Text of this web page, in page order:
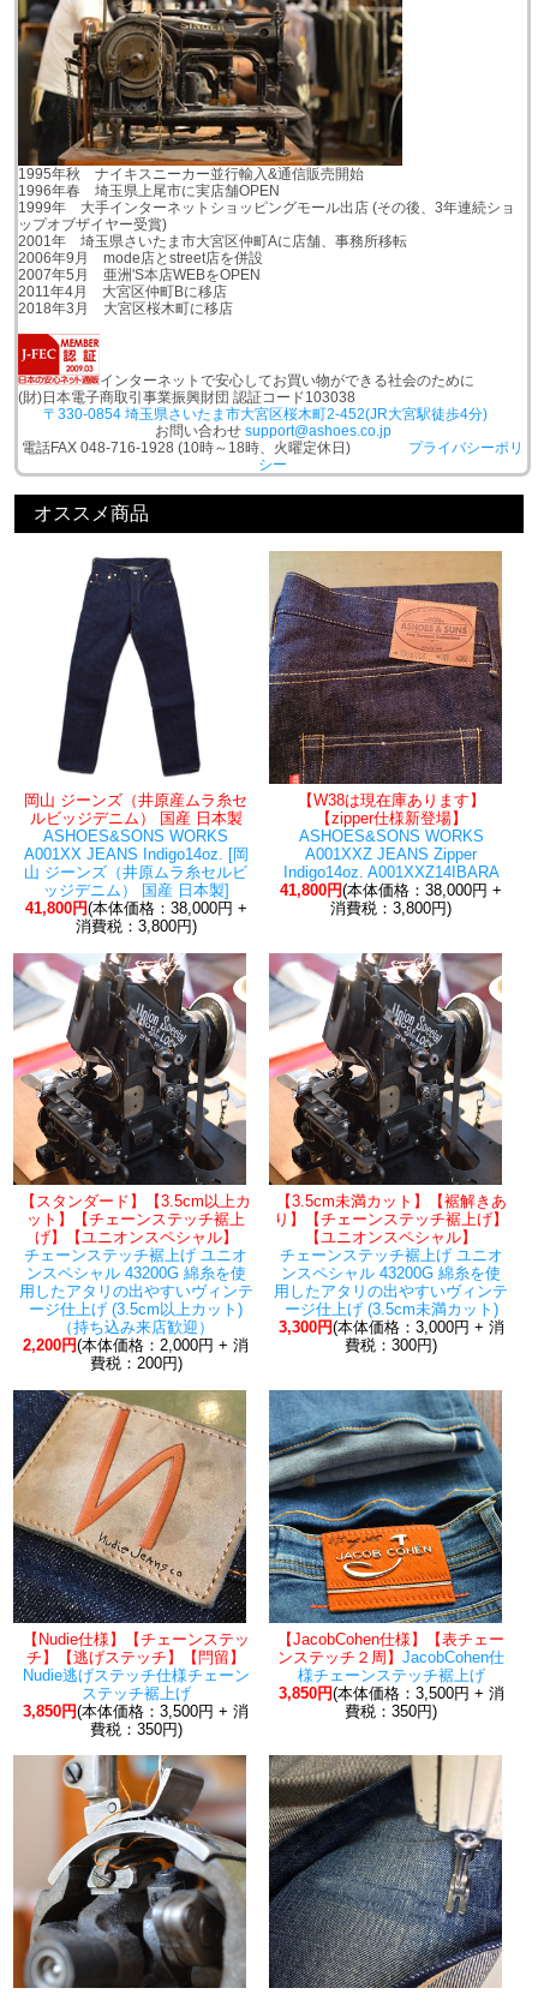
1995年秋 ナイキスニーカー並行輸入&通信販売開始
1996年春 埼玉県上尾市に実店舗OPEN
1999年 大手インターネットショッピングモール出店 (その後、3年連続ショ
ップオブザイヤー受賞)
2001年 埼玉県さいたま市大宮区仲町Aに店舗、事務所移転
2006年9月 mode店とstreet店を併設
2007年5月 亜洲'S本店WEBをOPEN
2011年4月 大宮区仲町Bに移店
2018年3月 大宮区桜木町に移店
インターネットで安心してお買い物ができる社会のために
(財)日本電子商取引事業振興財団 認証コード103038
〒330-0854 埼玉県さいたま市大宮区桜木町2-452(JR大宮駅徒歩4分)
お問い合わせ support@ashoes.co.jp
電話FAX 048-716-1928 (10時～18時、火曜定休日) プライバシーポリ
シー
オススメ商品
岡山 ジーンズ（井原産ムラ糸セ
ルビッジデニム） 国産 日本製
ASHOES&SONS WORKS
A001XX JEANS Indigo14oz. [岡
山 ジーンズ（井原ムラ糸セルビ
ッジデニム） 国産 日本製]
41,800円(本体価格：38,000円 +
消費税：3,800円)
【W38は現在庫あります】
【zipper仕様新登場】
ASHOES&SONS WORKS
A001XXZ JEANS Zipper
Indigo14oz. A001XXZ14IBARA
41,800円(本体価格：38,000円 +
消費税：3,800円)
【スタンダード】【3.5cm以上カ
ット】【チェーンステッチ裾上
げ】【ユニオンスペシャル】
チェーンステッチ裾上げ ユニオ
ンスペシャル 43200G 綿糸を使
用したアタリの出やすいヴィンテ
ージ仕上げ (3.5cm以上カット)
（持ち込み来店歓迎）
2,200円(本体価格：2,000円 + 消
費税：200円)
【3.5cm未満カット】【裾解きあ
り】【チェーンステッチ裾上げ】
【ユニオンスペシャル】
チェーンステッチ裾上げ ユニオ
ンスペシャル 43200G 綿糸を使
用したアタリの出やすいヴィンテ
ージ仕上げ (3.5cm未満カット)
3,300円(本体価格：3,000円 + 消
費税：300円)
【Nudie仕様】【チェーンステッ
チ】【逃げステッチ】【閂留】
Nudie逃げステッチ仕様チェーン
ステッチ裾上げ
3,850円(本体価格：3,500円 + 消
費税：350円)
【JacobCohen仕様】【表チェー
ンステッチ２周】JacobCohen仕
様チェーンステッチ裾上げ
3,850円(本体価格：3,500円 + 消
費税：350円)